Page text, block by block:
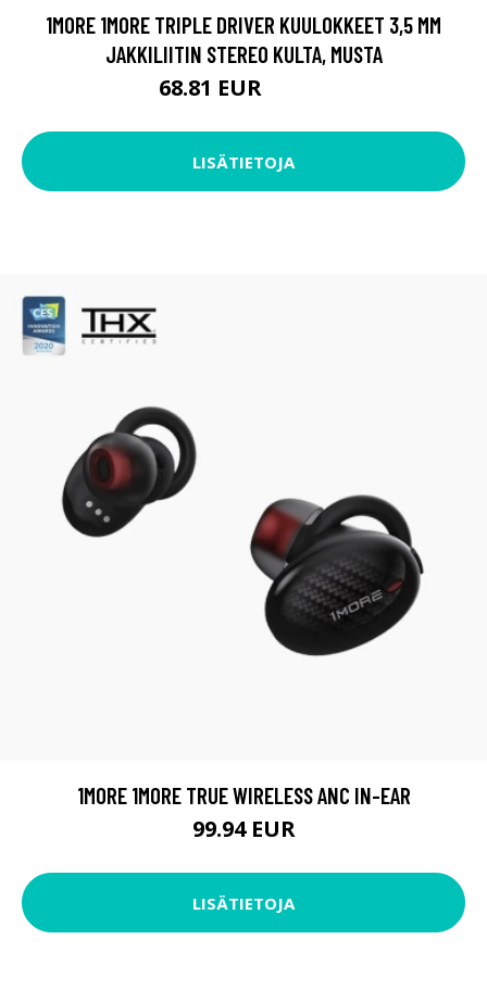
1MORE 1MORE TRIPLE DRIVER KUULOKKEET 3,5 MM
JAKKILIITIN STEREO KULTA, MUSTA
68.81 EUR
LISÄTIETOJA
1MORE 1MORE TRUE WIRELESS ANC IN-EAR
99.94 EUR
LISÄTIETOJA